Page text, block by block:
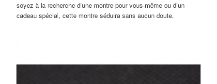
soyez à la recherche d’une montre pour vous-même ou d’un
cadeau spécial, cette montre séduira sans aucun doute.